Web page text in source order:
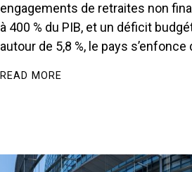
engagements de retraites non
à 400 % du PIB, et un déficit
autour de 5,8 %, le pays s’enfonce
READ MORE